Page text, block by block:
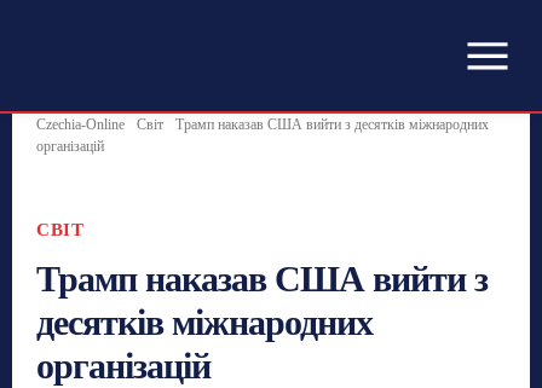
Czechia-Online Світ
Трамп наказав США вийти з десятків міжнародних
організацій
СВІТ
Трамп наказав США вийти з
десятків міжнародних
організацій